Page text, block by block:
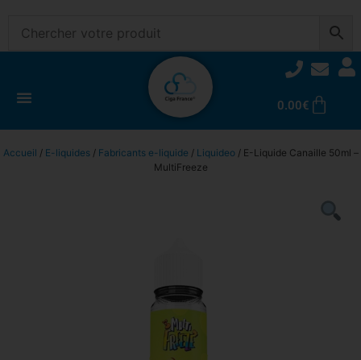
0.00€
Accueil / E-liquides/ Fabricants e-liquide / Liquideo/ E-Liquide Canaille 50ml –
MultiFreeze